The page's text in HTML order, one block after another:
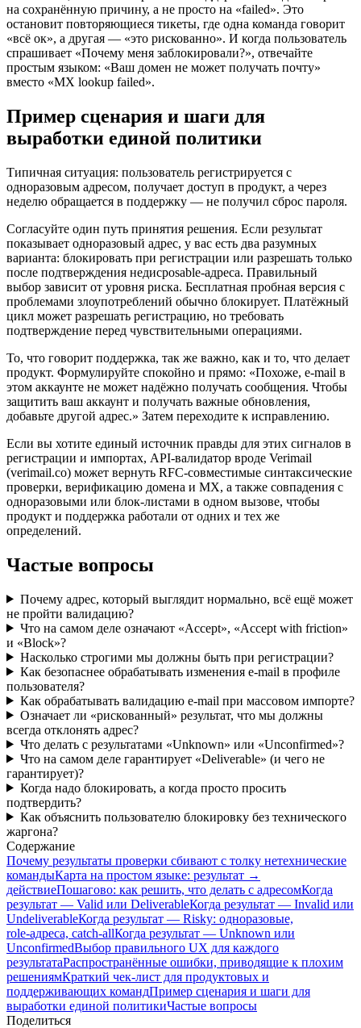
на сохранённую причину, а не просто на «failed». Это
остановит повторяющиеся тикеты, где одна команда говорит
«всё ок», а другая — «это рискованно». И когда пользователь
спрашивает «Почему меня заблокировали?», отвечайте
простым языком: «Ваш домен не может получать почту»
вместо «MX lookup failed».
Пример сценария и шаги для
выработки единой политики
Типичная ситуация: пользователь регистрируется с
одноразовым адресом, получает доступ в продукт, а через
неделю обращается в поддержку — не получил сброс пароля.
Согласуйте один путь принятия решения. Если результат
показывает одноразовый адрес, у вас есть два разумных
варианта: блокировать при регистрации или разрешать только
после подтверждения недисposable‑адреса. Правильный
выбор зависит от уровня риска. Бесплатная пробная версия с
проблемами злоупотреблений обычно блокирует. Платёжный
цикл может разрешать регистрацию, но требовать
подтверждение перед чувствительными операциями.
То, что говорит поддержка, так же важно, как и то, что делает
продукт. Формулируйте спокойно и прямо: «Похоже, e‑mail в
этом аккаунте не может надёжно получать сообщения. Чтобы
защитить ваш аккаунт и получать важные обновления,
добавьте другой адрес.» Затем переходите к исправлению.
Если вы хотите единый источник правды для этих сигналов в
регистрации и импортах, API‑валидатор вроде Verimail
(verimail.co) может вернуть RFC‑совместимые синтаксические
проверки, верификацию домена и MX, а также совпадения с
одноразовыми или блок‑листами в одном вызове, чтобы
продукт и поддержка работали от одних и тех же
определений.
Частые вопросы
Почему адрес, который выглядит нормально, всё ещё может
не пройти валидацию?
Что на самом деле означают «Accept», «Accept with friction»
и «Block»?
Насколько строгими мы должны быть при регистрации?
Как безопаснее обрабатывать изменения e‑mail в профиле
пользователя?
Как обрабатывать валидацию e‑mail при массовом импорте?
Означает ли «рискованный» результат, что мы должны
всегда отклонять адрес?
Что делать с результатами «Unknown» или «Unconfirmed»?
Что на самом деле гарантирует «Deliverable» (и чего не
гарантирует)?
Когда надо блокировать, а когда просто просить
подтвердить?
Как объяснить пользователю блокировку без технического
жаргона?
Содержание
Почему результаты проверки сбивают с толку нетехнические
командыКарта на простом языке: результат →
действиеПошагово: как решить, что делать с адресомКогда
результат — Valid или DeliverableКогда результат — Invalid или
UndeliverableКогда результат — Risky: одноразовые,
role‑адреса, catch‑allКогда результат — Unknown или
UnconfirmedВыбор правильного UX для каждого
результатаРаспространённые ошибки, приводящие к плохим
решениямКраткий чек‑лист для продуктовых и
поддерживающих командПример сценария и шаги для
выработки единой политикиЧастые вопросы
Поделиться